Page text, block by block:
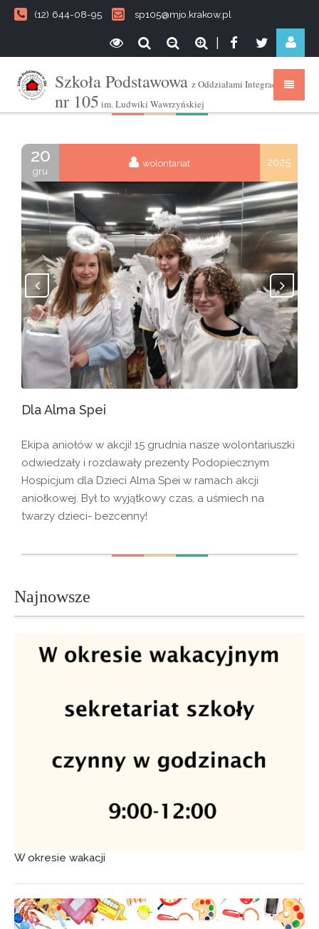
(12) 644-08-95 sp105@mjo.krakow.pl
Szkoła Podstawowa z Oddziałami Integracyjnymi
nr 105 im. Ludwiki Wawrzyńskiej
20
gru
wolontariat 2025
Dla Alma Spei
Ekipa aniołów w akcji! 15 grudnia nasze wolontariuszki
odwiedzały i rozdawały prezenty Podopiecznym
Hospicjum dla Dzieci Alma Spei w ramach akcji
aniołkowej. Był to wyjątkowy czas, a uśmiech na
twarzy dzieci- bezcenny!
Najnowsze
W okresie wakacji